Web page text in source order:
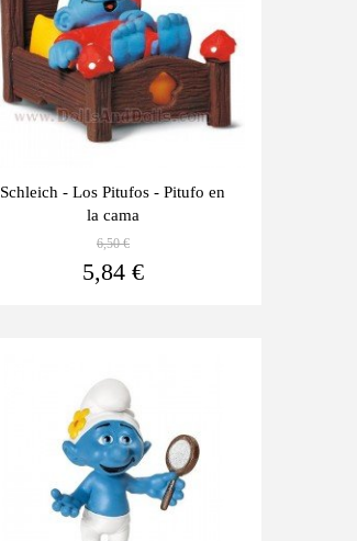
Schleich - Los Pitufos - Pitufo en
la cama
6,50 €
5,84 €